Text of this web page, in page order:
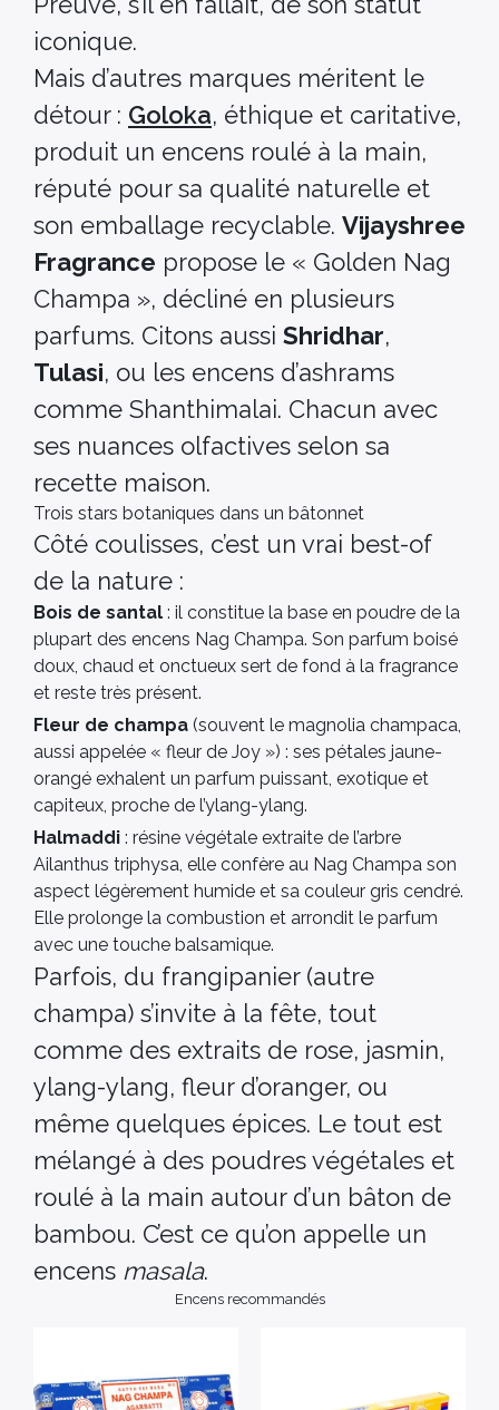
iconique.
Mais d’autres marques méritent le
détour : Goloka, éthique et caritative,
produit un encens roulé à la main,
réputé pour sa qualité naturelle et
son emballage recyclable. Vijayshree
Fragrance propose le « Golden Nag
Champa », décliné en plusieurs
parfums. Citons aussi Shridhar,
Tulasi, ou les encens d’ashrams
comme Shanthimalai. Chacun avec
ses nuances olfactives selon sa
recette maison.
Trois stars botaniques dans un bâtonnet
Côté coulisses, c’est un vrai best-of
de la nature :
Bois de santal : il constitue la base en poudre de la
plupart des encens Nag Champa. Son parfum boisé
doux, chaud et onctueux sert de fond à la fragrance
et reste très présent.
Fleur de champa (souvent le magnolia champaca,
aussi appelée « fleur de Joy ») : ses pétales jaune-
orangé exhalent un parfum puissant, exotique et
capiteux, proche de l’ylang-ylang.
Halmaddi : résine végétale extraite de l’arbre
Ailanthus triphysa, elle confère au Nag Champa son
aspect légèrement humide et sa couleur gris cendré.
Elle prolonge la combustion et arrondit le parfum
avec une touche balsamique.
Parfois, du frangipanier (autre
champa) s’invite à la fête, tout
comme des extraits de rose, jasmin,
ylang-ylang, fleur d’oranger, ou
même quelques épices. Le tout est
mélangé à des poudres végétales et
roulé à la main autour d’un bâton de
bambou. C’est ce qu’on appelle un
encens masala.
Encens recommandés